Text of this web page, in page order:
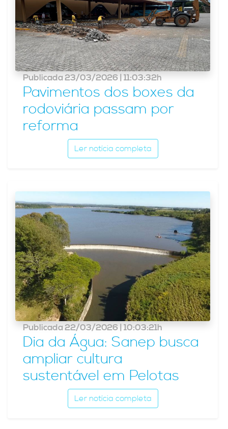
Publicada 23/03/2026 | 11:03:32h
Pavimentos dos boxes da
rodoviária passam por
reforma
Ler notícia completa
Publicada 22/03/2026 | 10:03:21h
Dia da Água: Sanep busca
ampliar cultura
sustentável em Pelotas
Ler notícia completa